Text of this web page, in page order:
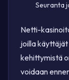
Seuranta
Netti-
joilla
kehittymistä
voidaan